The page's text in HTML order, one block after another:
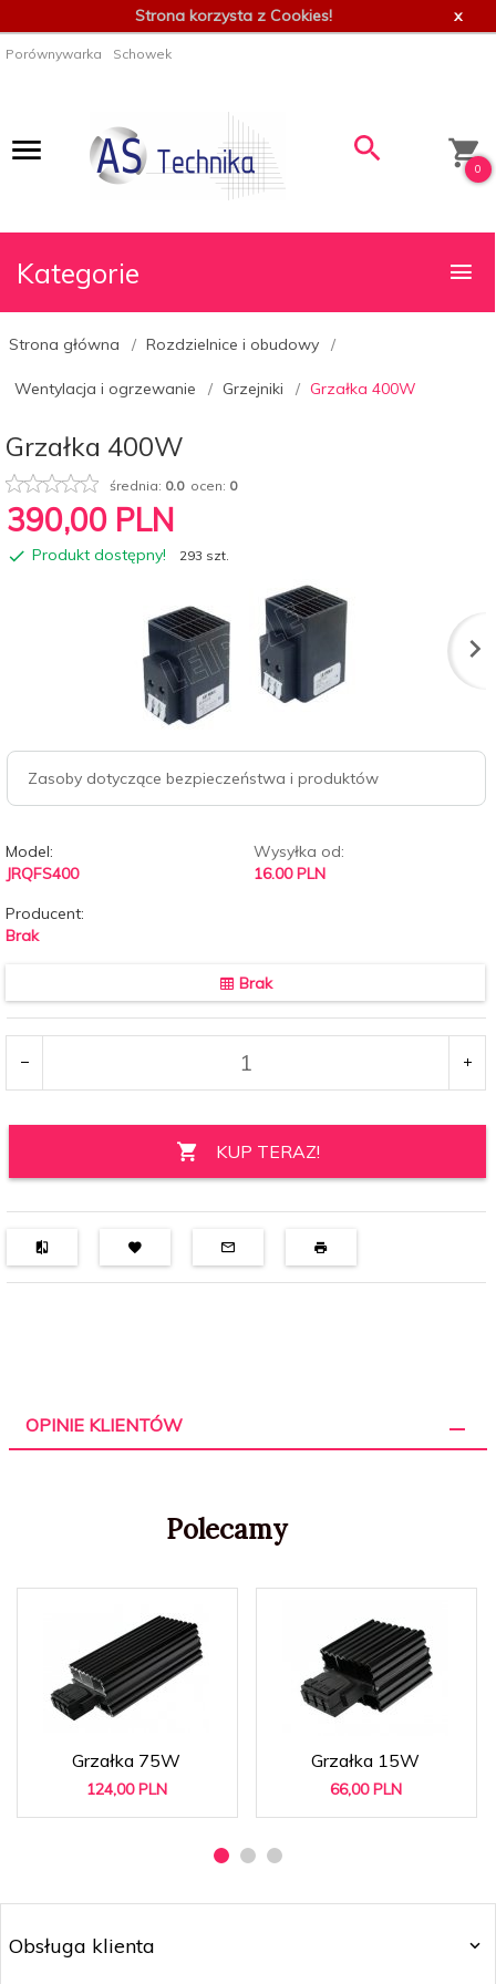
Strona korzysta z Cookies! x
Porównywarka Schowek
0
Kategorie
Strona główna Rozdzielnice i obudowy
Wentylacja i ogrzewanie Grzejniki Grzałka 400W
Grzałka 400W
średnia: 0.0ocen: 0
390,00 PLN
Produkt dostępny! 293 szt.
Zasoby dotyczące bezpieczeństwa i produktów
Model:
JRQFS400
Wysyłka od:
16.00 PLN
Producent:
Brak
Brak
KUP TERAZ!
OPINIE KLIENTÓW
Polecamy
Grzałka 75W
124,00 PLN
Grzałka 15W
66,00 PLN
Obsługa klienta